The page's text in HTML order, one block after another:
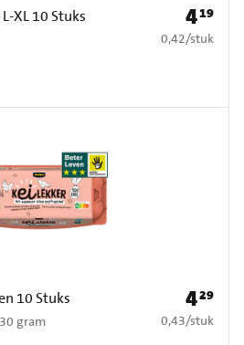
XL 10 Stuks Prijs: €
419
€ 0,42 per stuk
0,42/stuk
10 Stuks
gram
Prijs: €
429
€ 0,43 per stuk
0,43/stuk